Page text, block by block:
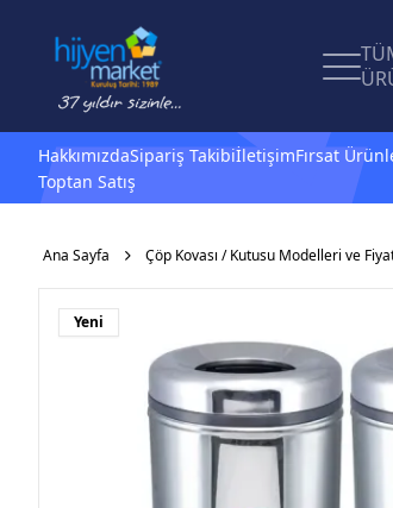
HakkımızdaSipariş TakibiİletişimFırsat
Toptan Satış1.500 TL ve üzeri
Ana Sayfa Çöp Kovası / Kutusu Modelleri ve
Yeni